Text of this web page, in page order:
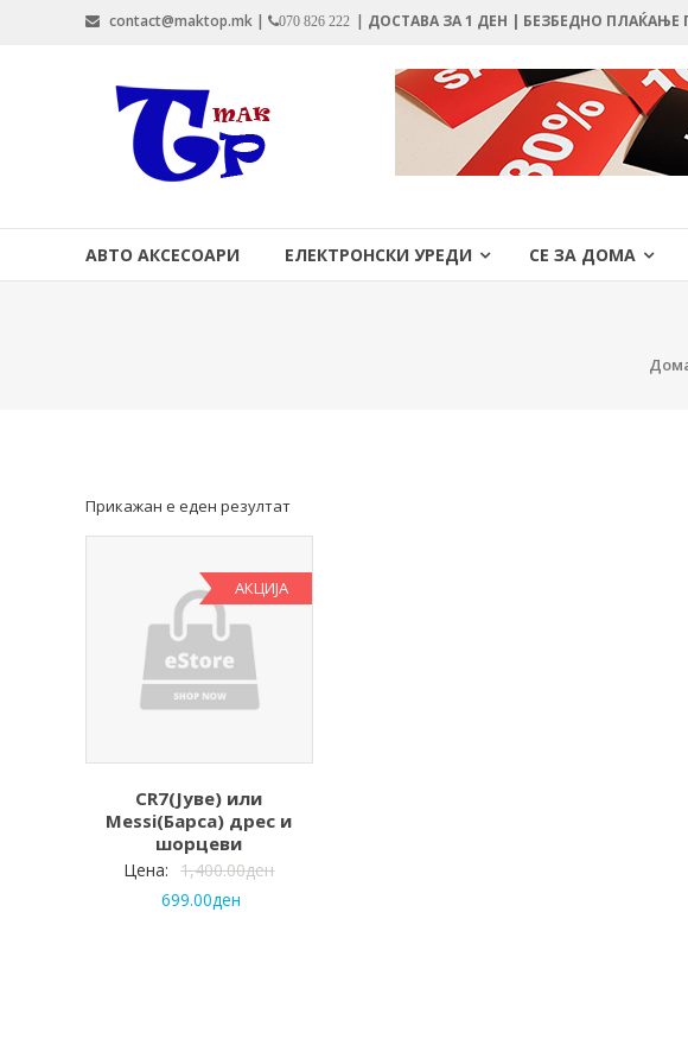
contact@maktop.mk | 070 826 222 | ДОСТАВА ЗА 1 ДЕН | БЕЗБЕДНО ПЛАЌАЊЕ
MAKTOP.MK
АВТО АКСЕСОАРИ ЕЛЕКТРОНСКИ УРЕДИ СЕ ЗА ДОМА
Прикажан е еден резултат
АКЦИЈА
CR7(Јуве) или
Messi(Барса) дрес и
шорцеви
Цена: 1,400.00ден
699.00ден